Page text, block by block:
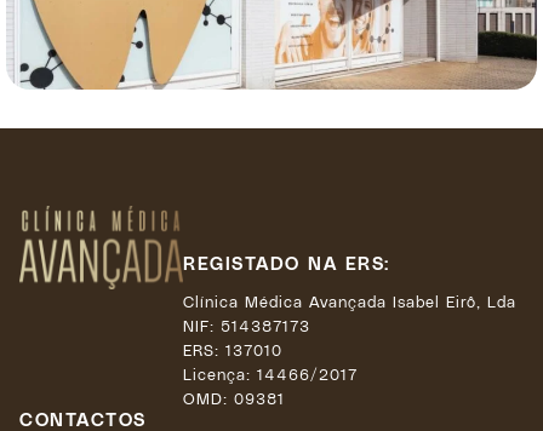
REGISTADO NA ERS:
Clínica Médica Avançada Isabel Eirô, Lda
NIF: 514387173
ERS: 137010
Licença:14466/2017
OMD: 09381
CONTACTOS